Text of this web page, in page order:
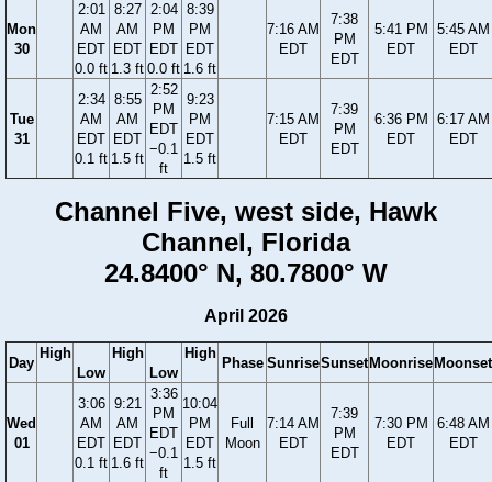
Mon
30
2:01
AM
EDT
0.0 ft
8:27
AM
EDT
1.3 ft
2:04
PM
EDT
0.0 ft
8:39
PM
EDT
1.6 ft
7:16 AM
EDT
7:38
PM
EDT
5:41 PM
EDT
5:45 AM
EDT
Tue
31
2:34
AM
EDT
0.1 ft
8:55
AM
EDT
1.5 ft
2:52
PM
EDT
−0.1
ft
9:23
PM
EDT
1.5 ft
7:15 AM
EDT
7:39
PM
EDT
6:36 PM
EDT
6:17 AM
EDT
Channel Five, west side, Hawk
Channel, Florida
24.8400° N, 80.7800° W
April 2026
Day
High
Low
High
Low
High
Phase SunriseSunsetMoonriseMoonset
Wed
01
3:06
AM
EDT
0.1 ft
9:21
AM
EDT
1.6 ft
3:36
PM
EDT
−0.1
ft
10:04
PM
EDT
1.5 ft
Full
Moon
7:14 AM
EDT
7:39
PM
EDT
7:30 PM
EDT
6:48 AM
EDT